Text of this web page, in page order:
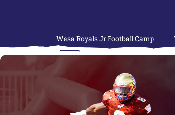
Wasa Royals Jr Football Camp